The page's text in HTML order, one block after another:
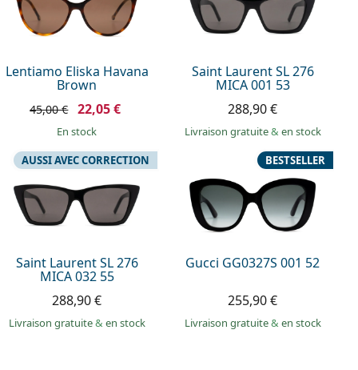
Lentiamo Eliska Havana
Brown
45,00 € 22,05 €
en stock
Saint Laurent SL 276
MICA 001 53
288,90 €
Livraison gratuite& en stock
Saint Laurent SL 276
MICA 032 55
AUSSI AVEC CORRECTION
288,90 €
Livraison gratuite& en stock
Gucci GG0327S 001 52
BESTSELLER
255,90 €
Livraison gratuite& en stock